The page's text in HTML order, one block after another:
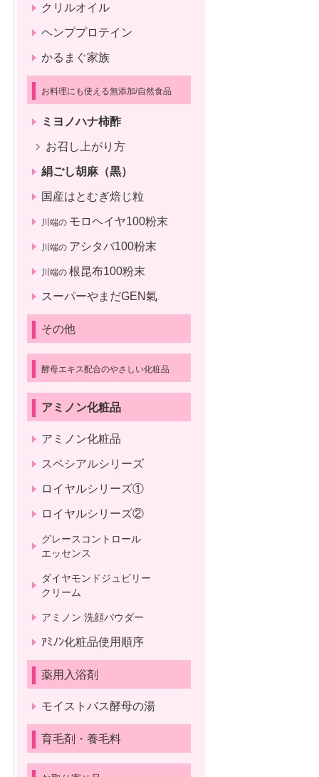
クリルオイル
ヘンププロテイン
かるまぐ家族
お料理にも使える無添加/自然食品
ミヨノハナ柿酢
お召し上がり方
絹ごし胡麻（黒）
国産はとむぎ焙じ粒
川端の モロヘイヤ100粉末
川端の アシタバ100粉末
川端の 根昆布100粉末
スーパーやまだGEN氣
その他
酵母エキス配合のやさしい化粧品
アミノン化粧品
アミノン化粧品
スペシアルシリーズ
ロイヤルシリーズ①
ロイヤルシリーズ②
グレースコントロール
エッセンス
ダイヤモンドジュビリー
クリーム
アミノン 洗顔パウダー
ｱﾐﾉﾝ化粧品使用順序
薬用入浴剤
モイストバス酵母の湯
育毛剤・養毛料